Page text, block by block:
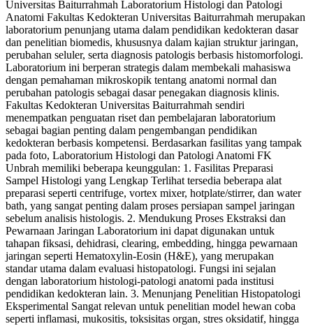
Universitas Baiturrahmah Laboratorium Histologi dan Patologi
Anatomi Fakultas Kedokteran Universitas Baiturrahmah merupakan
laboratorium penunjang utama dalam pendidikan kedokteran dasar
dan penelitian biomedis, khususnya dalam kajian struktur jaringan,
perubahan seluler, serta diagnosis patologis berbasis histomorfologi.
Laboratorium ini berperan strategis dalam membekali mahasiswa
dengan pemahaman mikroskopik tentang anatomi normal dan
perubahan patologis sebagai dasar penegakan diagnosis klinis.
Fakultas Kedokteran Universitas Baiturrahmah sendiri
menempatkan penguatan riset dan pembelajaran laboratorium
sebagai bagian penting dalam pengembangan pendidikan
kedokteran berbasis kompetensi. Berdasarkan fasilitas yang tampak
pada foto, Laboratorium Histologi dan Patologi Anatomi FK
Unbrah memiliki beberapa keunggulan: 1. Fasilitas Preparasi
Sampel Histologi yang Lengkap Terlihat tersedia beberapa alat
preparasi seperti centrifuge, vortex mixer, hotplate/stirrer, dan water
bath, yang sangat penting dalam proses persiapan sampel jaringan
sebelum analisis histologis. 2. Mendukung Proses Ekstraksi dan
Pewarnaan Jaringan Laboratorium ini dapat digunakan untuk
tahapan fiksasi, dehidrasi, clearing, embedding, hingga pewarnaan
jaringan seperti Hematoxylin-Eosin (H&E), yang merupakan
standar utama dalam evaluasi histopatologi. Fungsi ini sejalan
dengan laboratorium histologi-patologi anatomi pada institusi
pendidikan kedokteran lain. 3. Menunjang Penelitian Histopatologi
Eksperimental Sangat relevan untuk penelitian model hewan coba
seperti inflamasi, mukositis, toksisitas organ, stres oksidatif, hingga